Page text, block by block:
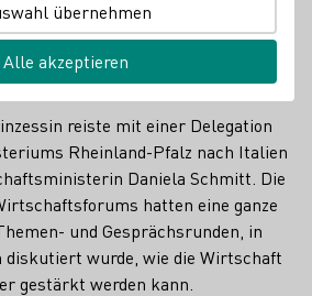
Saskia Teucke hielt beim 16. Deutsch-
in Mailand eine Ansprache auf
reiste mit einer Delegation
Rheinland-Pfalz nach Italien
Daniela Schmitt. Die
hatten eine ganze
und Gesprächsrunden, in
diskutiert wurde, wie die Wirtschaft
gestärkt werden kann.
übernehmen
Alle akzeptieren